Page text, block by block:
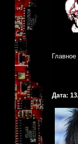
Дата: